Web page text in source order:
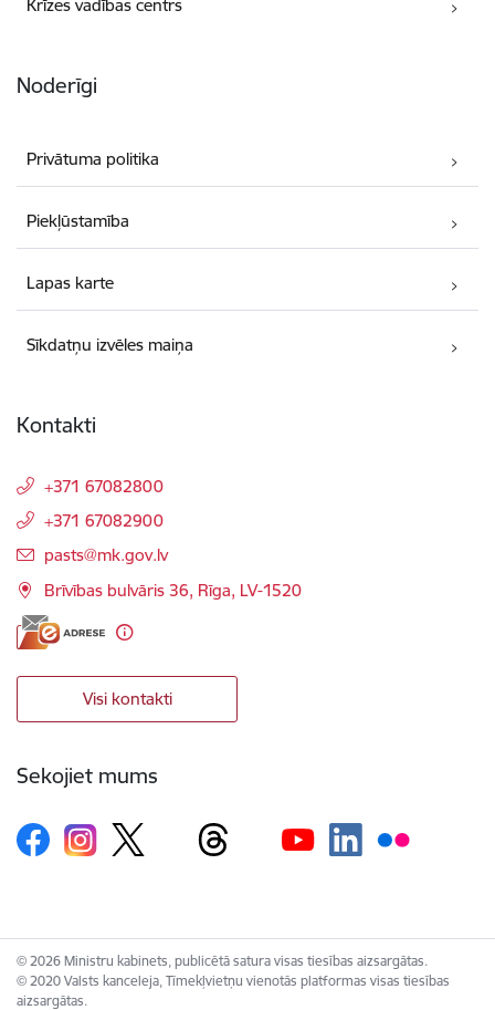
Krīzes vadības centrs
Noderīgi
Privātuma politika
Piekļūstamība
Lapas karte
Sīkdatņu izvēles maiņa
Kontakti
+371 67082800
+371 67082900
E-pasts:
pasts@mk.gov.lv
Brīvības bulvāris 36, Rīga, LV-1520
Visi kontakti
Sekojiet mums
© 2026 Ministru kabinets, publicētā satura visas tiesības aizsargātas.
© 2020 Valsts kanceleja, Tīmekļvietņu vienotās platformas visas tiesības
aizsargātas.